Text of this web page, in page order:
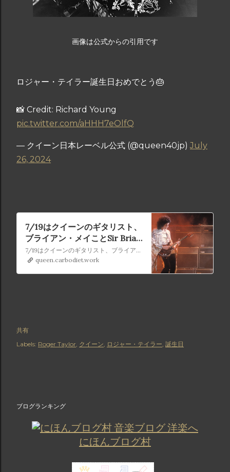
画像は公式からの引用です
ロジャー・テイラー誕生日おめでとう🎂
📸 Credit: Richard Young
pic.twitter.com/aHHH7eOlfQ
— クイーン日本レーベル公式 (@queen40jp) July
26, 2024
7/19はクイーンのギタリスト、
ブライアン・メイことSir Brian
Harold May CBEの誕生日🎂
7/19はクイーンのギタリスト、ブライアン・メイことSir Brian Harold May CBEの誕生日🎂
queen.carbodiet.work
共有
Labels: Roger Taylor クイーン ロジャー・テイラー 誕生日
ブログランキング
にほんブログ村